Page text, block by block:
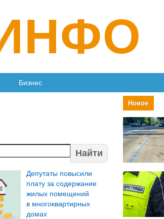
Бизнес
Найти
Депутаты повысили
плату за содержание
жилых помещений
в многоквартирных
домах
Новое